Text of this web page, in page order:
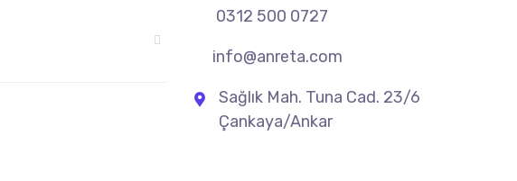
0312 500 0727
info@anreta.com
Sağlık Mah. Tuna Cad. 23/6
Çankaya/Ankar